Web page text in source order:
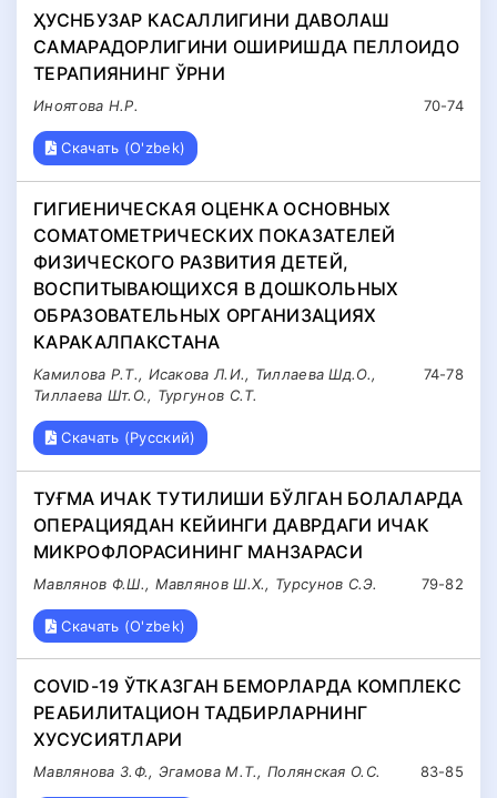
ҲУСНБУЗАР КАСАЛЛИГИНИ ДАВОЛАШ
САМАРАДОРЛИГИНИ ОШИРИШДА ПЕЛЛОИДО
ТЕРАПИЯНИНГ ЎРНИ
70-74
Иноятова Н.Р.
Скачать (O'zbek)
ГИГИЕНИЧЕСКАЯ ОЦЕНКА ОСНОВНЫХ
СОМАТОМЕТРИЧЕСКИХ ПОКАЗАТЕЛЕЙ
ФИЗИЧЕСКОГО РАЗВИТИЯ ДЕТЕЙ,
ВОСПИТЫВАЮЩИХСЯ В ДОШКОЛЬНЫХ
ОБРАЗОВАТЕЛЬНЫХ ОРГАНИЗАЦИЯХ
КАРАКАЛПАКСТАНА
74-78
Камилова Р.Т., Исакова Л.И., Тиллаева Шд.О.,
Тиллаева Шт.О., Тургунов С.Т.
Скачать (Русский)
ТУҒМА ИЧАК ТУТИЛИШИ БЎЛГАН БОЛАЛАРДА
ОПЕРАЦИЯДАН КЕЙИНГИ ДАВРДАГИ ИЧАК
МИКРОФЛОРАСИНИНГ МАНЗАРАСИ
79-82
Мавлянов Ф.Ш., Мавлянов Ш.Х., Турсунов С.Э.
Скачать (O'zbek)
COVID-19 ЎТКАЗГАН БЕМОРЛАРДА КОМПЛЕКС
РЕАБИЛИТАЦИОН ТАДБИРЛАРНИНГ
ХУСУСИЯТЛАРИ
83-85
Мавлянова З.Ф., Эгамова М.Т., Полянская О.С.